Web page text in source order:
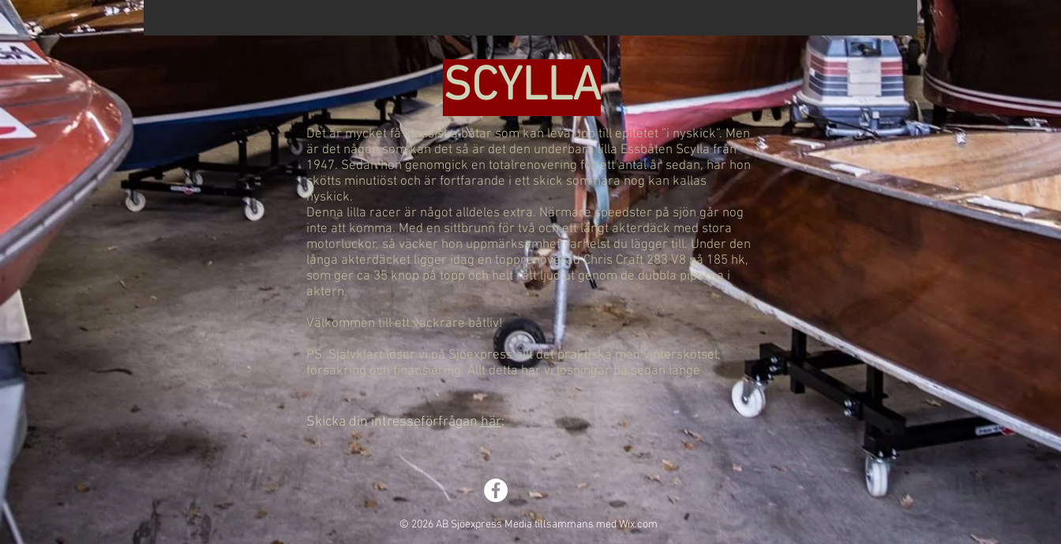
SCYLLA
Det är mycket få klassiska båtar som kan leva upp till epitetet ”i nyskick”. Men
är det någon som kan det så är det den underbara lilla Essbåten Scylla från
1947. Sedan hon genomgick en totalrenovering för ett antal år sedan, har hon
skötts minutiöst och är fortfarande i ett skick som nära nog kan kallas
nyskick.
Denna lilla racer är något alldeles extra. Närmare speedster på sjön går nog
inte att komma. Med en sittbrunn för två och ett långt akterdäck med stora
motorluckor, så väcker hon uppmärksamhet varhelst du lägger till. Under den
långa akterdäcket ligger idag en topprenoverad Chris Craft 283 V8 på 185 hk,
som ger ca 35 knop på topp och helt rätt ljud ut genom de dubbla piporna i
aktern.
Välkommen till ett vackrare båtliv!
PS. Självklart löser vi på Sjöexpress allt det praktiska med vinterskötsel,
försäkring och finansiering. Allt detta har vi lösningar på sedan länge
Skicka din intresseförfråganhär:
© 2026 AB Sjöexpress Media tillsammans medWix.com